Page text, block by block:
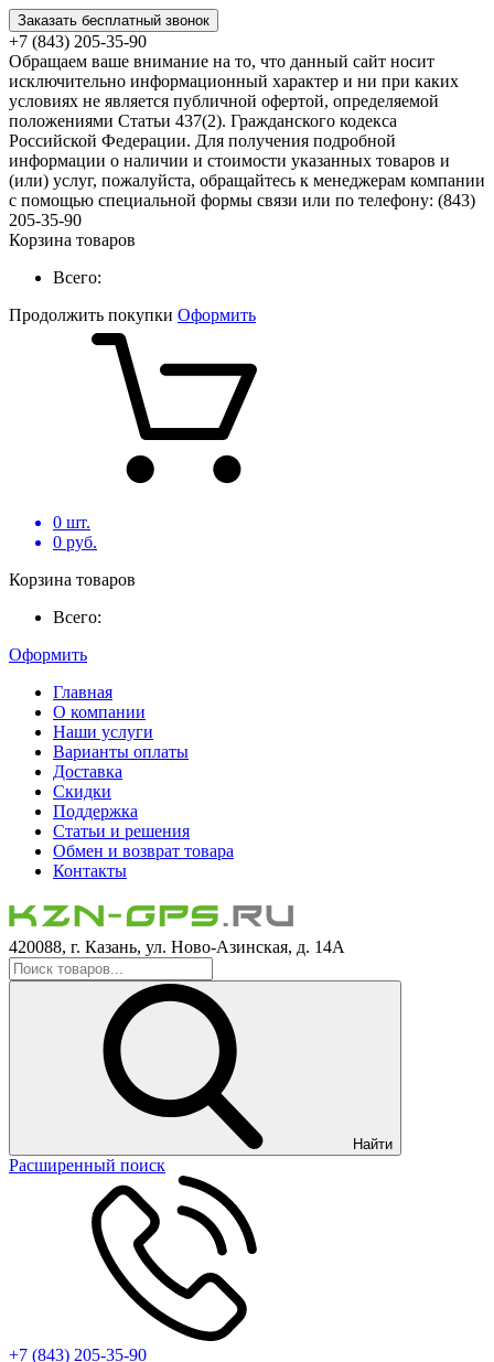
Заказать бесплатный звонок
+7 (843) 205-35-90
Обращаем ваше внимание на то, что данный сайт носит
исключительно информационный характер и ни при каких
условиях не является публичной офертой, определяемой
положениями Статьи 437(2). Гражданского кодекса
Российской Федерации. Для получения подробной
информации о наличии и стоимости указанных товаров и
(или) услуг, пожалуйста, обращайтесь к менеджерам компании
с помощью специальной формы связи или по телефону: (843)
205-35-90
Корзина товаров
Всего:
Продолжить покупки Оформить
0 шт.
0 руб.
Корзина товаров
Всего:
Оформить
Главная
О компании
Наши услуги
Варианты оплаты
Доставка
Скидки
Поддержка
Статьи и решения
Обмен и возврат товара
Контакты
420088, г. Казань, ул. Ново-Азинская, д. 14А
Найти
Расширенный поиск
+7 (843) 205-35-90